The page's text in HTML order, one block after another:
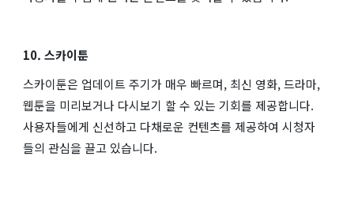
10. 스카이툰
스카이툰은 업데이트 주기가 매우 빠르며, 최신 영화, 드라마,
웹툰을 미리보거나 다시보기 할 수 있는 기회를 제공합니다.
사용자들에게 신선하고 다채로운 컨텐츠를 제공하여 시청자
들의 관심을 끌고 있습니다.